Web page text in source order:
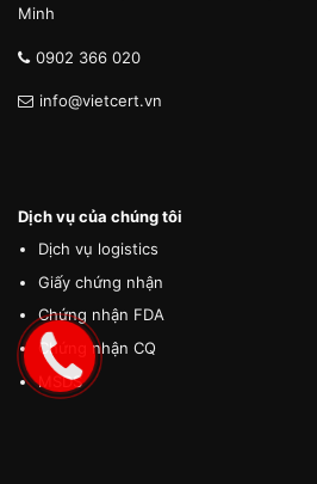
Minh
0902 366 020
info@vietcert.vn
Dịch vụ của chúng tôi
Dịch vụ logistics
Giấy chứng nhận
Chứng nhận FDA
Chứng nhận CQ
MSDS